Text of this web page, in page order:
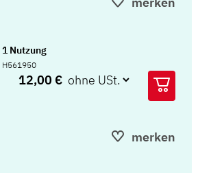
1 Nutzung
12,00 €
merken